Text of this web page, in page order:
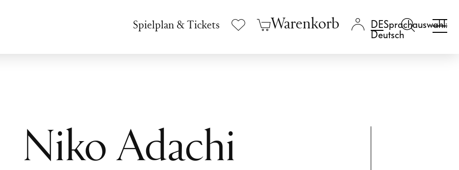
Spielplan & Tickets Warenkorb
Sprachauswahl:
Deutsch
Niko Adachi